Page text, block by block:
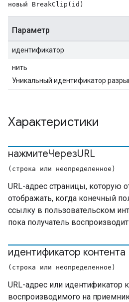
новый BreakClip(id)
Параметр
идентификатор
нить
Уникальный идентификатор
Характеристики
нажмитеЧерезURL
(строка или неопределенное)
URL-адрес страницы, которую
отображать, когда конечный
ссылку в пользовательском
пока получатель
идентификатор контента
(строка или неопределенное)
URL-адрес или идентификатор
воспроизводимого на